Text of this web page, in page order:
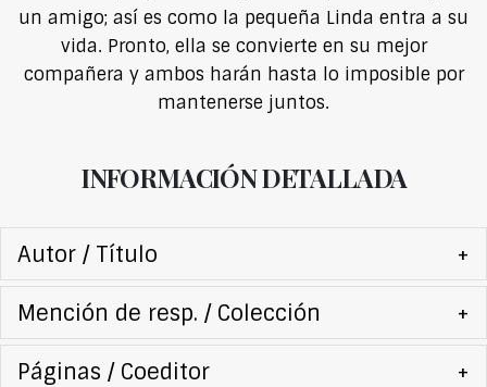
un amigo; así es como la pequeña Linda entra a su
vida. Pronto, ella se convierte en su mejor
compañera y ambos harán hasta lo imposible por
mantenerse juntos.
INFORMACIÓN DETALLADA
Autor / Título +
Mención de resp. / Colección +
Páginas / Coeditor +